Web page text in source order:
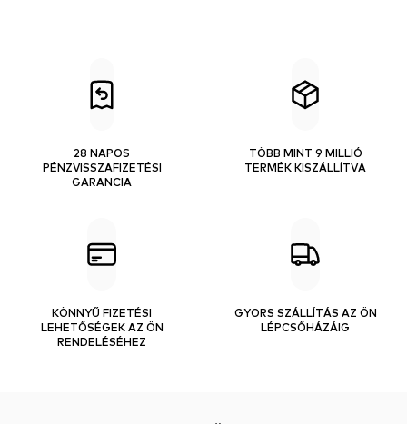
28 NAPOS
PÉNZVISSZAFIZETÉSI
GARANCIA
TÖBB MINT 9 MILLIÓ
TERMÉK KISZÁLLÍTVA
KÖNNYŰ FIZETÉSI
LEHETŐSÉGEK AZ ÖN
RENDELÉSÉHEZ
GYORS SZÁLLÍTÁS AZ ÖN
LÉPCSŐHÁZÁIG